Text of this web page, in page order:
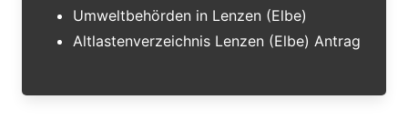
Umweltbehörden in Lenzen (Elbe)
Altlastenverzeichnis Lenzen (Elbe) Antrag